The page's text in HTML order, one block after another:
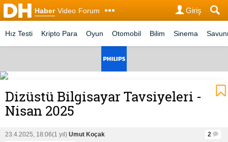
Haber Video Forum Giriş
Hız Testi Kripto Para Oyun Otomobil Bilim Sinema
Dizüstü Bilgisayar Tavsiyeleri -
Nisan 2025
23.4.2025, 18:06(1 yıl) Umut Koçak 2